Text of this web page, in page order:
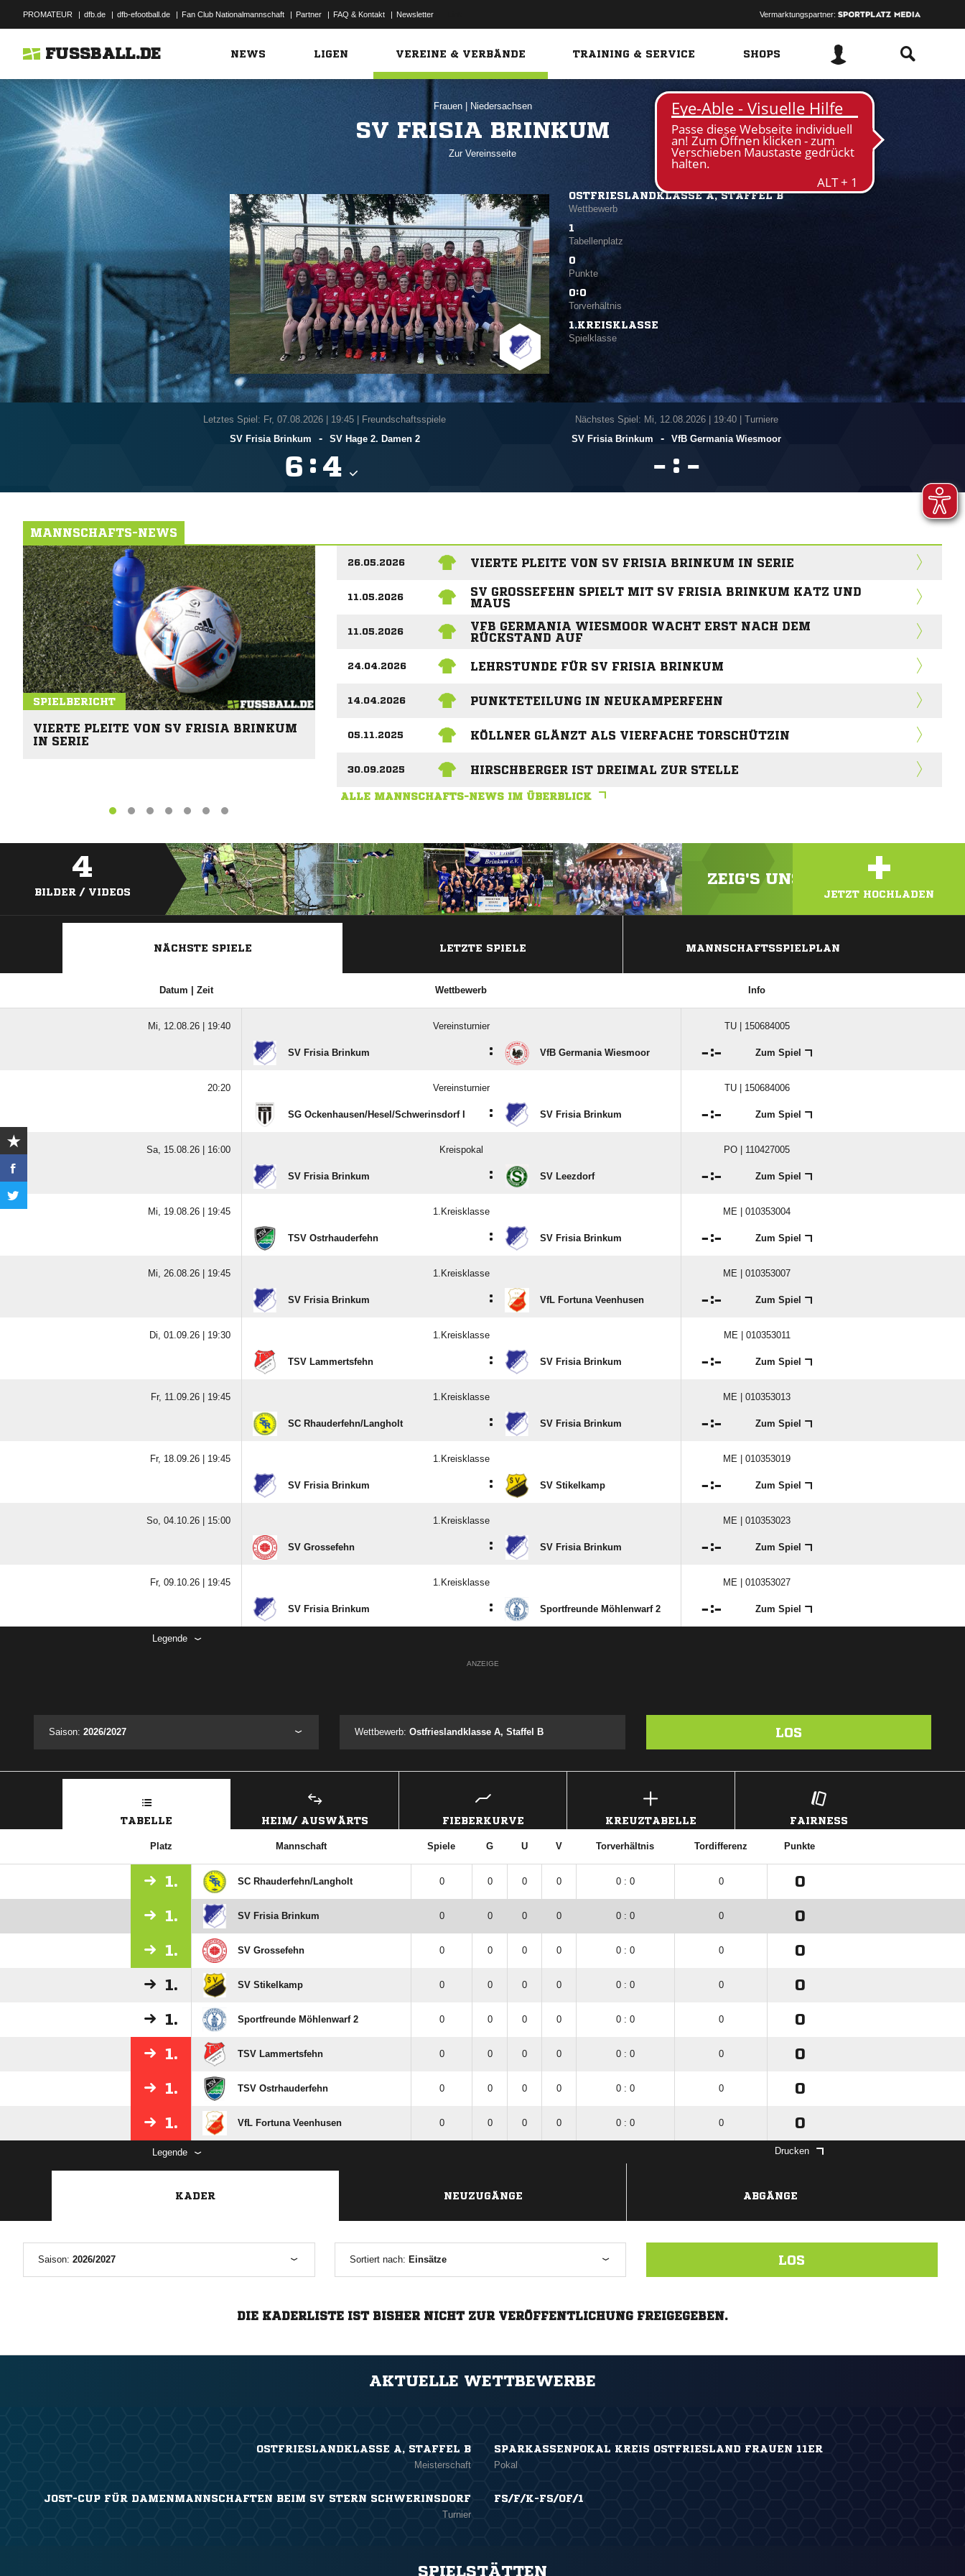
PROMATEUR | dfb.de | dfb-efootball.de | Fan Club Nationalmannschaft | Partner | FAQ & Kontakt | Newsletter Vermarktungspartner:
FUSSBALL.DE NEWS LIGEN VEREINE & VERBÄNDE TRAINING & SERVICE SHOPS
Frauen Niedersachsen
SV FRISIA BRINKUM
Zur Vereinsseite
OSTFRIESLANDKLASSE A, STAFFEL B
Wettbewerb
1
Tabellenplatz
0
Punkte
0:0
Torverhältnis
1.KREISKLASSE
Spielklasse
Letztes Spiel: Fr, 07.08.2026
19:45 | Freundschaftsspiele
SV Frisia Brinkum
- SV Hage 2. Damen 2
 : 
Nächstes Spiel: Mi, 12.08.2026| 19:40 | Turniere
SV Frisia Brinkum
- VfB Germania Wiesmoor
 : 
MANNSCHAFTS-NEWS
SPIELBERICHT
VIERTE PLEITE VON SV FRISIA BRINKUM
IN SERIE
26.05.2026 VIERTE PLEITE VON SV FRISIA BRINKUM IN SERIE
11.05.2026
SV GROSSEFEHN SPIELT MIT SV FRISIA BRINKUM KATZ UND
MAUS
11.05.2026
VFB GERMANIA WIESMOOR WACHT ERST NACH DEM
RÜCKSTAND AUF
24.04.2026 LEHRSTUNDE FÜR SV FRISIA BRINKUM
14.04.2026 PUNKTETEILUNG IN NEUKAMPERFEHN
05.11.2025 KÖLLNER GLÄNZT ALS VIERFACHE TORSCHÜTZIN
30.09.2025 HIRSCHBERGER IST DREIMAL ZUR STELLE
ALLE MANNSCHAFTS-NEWS IM ÜBERBLICK
4
BILDER / VIDEOS
ZEIG'S UNS! LADE DEIN VIDEO
+
JETZT HOCHLADEN
NÄCHSTE SPIELE LETZTE SPIELE MANNSCHAFTSSPIELPLAN
Datum | Zeit Wettbewerb Info
Mi, 12.08.26 | 19:40 Vereinsturnier TU | 150684005
SV Frisia Brinkum : VfB Germania Wiesmoor : Zum Spiel
20:20 Vereinsturnier TU | 150684006
SG Ockenhausen/​Hesel/​Schwerinsdorf I : SV Frisia Brinkum : Zum Spiel
Sa, 15.08.26 | 16:00 Kreispokal PO | 110427005
SV Frisia Brinkum : SV Leezdorf : Zum Spiel
Mi, 19.08.26 | 19:45 1.Kreisklasse ME | 010353004
TSV Ostrhauderfehn : SV Frisia Brinkum : Zum Spiel
Mi, 26.08.26 | 19:45 1.Kreisklasse ME | 010353007
SV Frisia Brinkum : VfL Fortuna Veenhusen : Zum Spiel
Di, 01.09.26 | 19:30 1.Kreisklasse ME | 010353011
TSV Lammertsfehn : SV Frisia Brinkum : Zum Spiel
Fr, 11.09.26 | 19:45 1.Kreisklasse ME | 010353013
SC Rhauderfehn/​Langholt : SV Frisia Brinkum : Zum Spiel
Fr, 18.09.26 | 19:45 1.Kreisklasse ME | 010353019
SV Frisia Brinkum : SV Stikelkamp : Zum Spiel
So, 04.10.26 | 15:00 1.Kreisklasse ME | 010353023
SV Grossefehn : SV Frisia Brinkum : Zum Spiel
Fr, 09.10.26 | 19:45 1.Kreisklasse ME | 010353027
SV Frisia Brinkum : Sportfreunde Möhlenwarf 2 : Zum Spiel
Legende
ANZEIGE
Saison: 2026/2027 Wettbewerb:Ostfrieslandklasse A, Staffel B LOS
TABELLE HEIM/ AUSWÄRTS FIEBERKURVE KREUZTABELLE FAIRNESS
Platz Mannschaft Spiele G U V Torverhältnis Tordifferenz Punkte
1. SC Rhauderfehn/​Langholt 0 0 0 0 0 : 0 0 0
1. SV Frisia Brinkum 0 0 0 0 0 : 0 0 0
1. SV Grossefehn 0 0 0 0 0 : 0 0 0
1. SV Stikelkamp 0 0 0 0 0 : 0 0 0
1. Sportfreunde Möhlenwarf 2 0 0 0 0 0 : 0 0 0
1. TSV Lammertsfehn 0 0 0 0 0 : 0 0 0
1. TSV Ostrhauderfehn 0 0 0 0 0 : 0 0 0
1. VfL Fortuna Veenhusen 0 0 0 0 0 : 0 0 0
Legende Drucken
KADER NEUZUGÄNGE ABGÄNGE
Saison: 2026/2027 Sortiert nach: Einsätze LOS
DIE KADERLISTE IST BISHER NICHT ZUR VERÖFFENTLICHUNG FREIGEGEBEN.
AKTUELLE WETTBEWERBE
OSTFRIESLANDKLASSE A, STAFFEL B
Meisterschaft
SPARKASSENPOKAL KREIS OSTFRIESLAND FRAUEN 11ER
Pokal
JOST-CUP FÜR DAMENMANNSCHAFTEN BEIM SV STERN SCHWERINSDORF
Turnier
FS/F/K-FS/OF/1
SPIELSTÄTTEN